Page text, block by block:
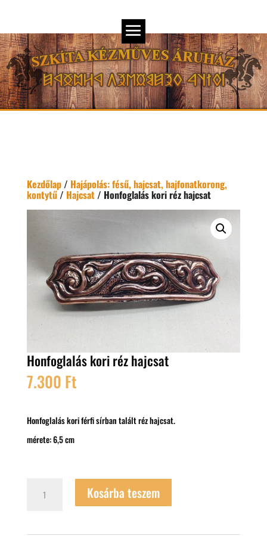
Kezdőlap/ Hajápolás: fésű, hajcsat, hajfonatkorong,
kontytű/ Hajcsat/ Honfoglalás kori réz hajcsat
Honfoglalás kori réz hajcsat
7.300 Ft
Honfoglalás kori férfi sírban talált réz hajcsat.
mérete: 6,5 cm
Kosárba teszem